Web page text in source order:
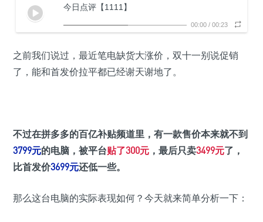
今日点评【1111】
00:00 / 00:23
之前我们说过，最近笔电缺货大涨价，双十一别说促销
了，能和首发价拉平都已经谢天谢地了。
不过在拼多多的百亿补贴频道里，有一款售价本来就不到
3799元的电脑，被平台贴了300元 ，最后只卖3499元了，
比首发价3699元还低一些。
那么这台电脑的实际表现如何？今天就来简单分析一下：